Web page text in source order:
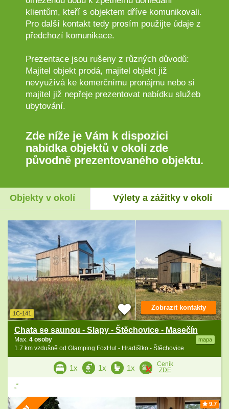
klientům, kteří s objektem dříve komunikovali.
Pro další kontakt tedy prosím použijte údaje z
předchozí komunikace.
Prezentace jsou rušeny z různých důvodů:
Majitel objekt prodá, majitel objekt již
nevyužívá ke komerčnímu pronájmu nebo si
majitel již nepřeje prezentovat nabídku služeb
ubytování.
Zde níže je Vám k dispozici
nabídka objektů v okolí zde
původně prezentovaného objektu.
Objekty v okolí Výlety a zážitky v okolí
1C-141
Chata se saunou - Slapy - Štěchovice - Masečín
mapa
Max. 4 osoby
1.7 km vzdušně od Glamping FoxHut - Hradištko - Štěchovice
Zobrazit kontakty
1x 1x 1x
Ceník
ZDE
„“
9.7